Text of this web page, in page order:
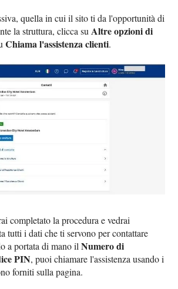
quella in cui il sito ti da l'opportunità di
la struttura, clicca su Altre opzioni di
Chiama l'assistenza clienti.
completato la procedura e vedrai
tutti i dati che ti servono per contattare
a portata di mano ilNumero di
PIN, puoi chiamare l'assistenza usando i
forniti sulla pagina.